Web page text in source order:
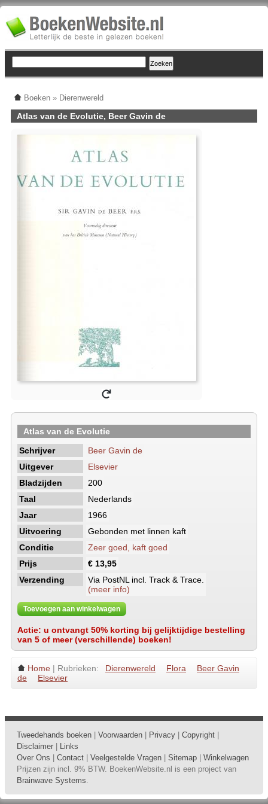
Boeken » Dierenwereld
Atlas van de Evolutie, Beer Gavin de
Atlas van de Evolutie
Schrijver
Beer Gavin de
Uitgever
Elsevier
Bladzijden
200
Taal
Nederlands
Jaar
1966
Uitvoering
Gebonden met linnen kaft
Conditie
Zeer goed, kaft goed
Prijs
€ 13,95
Verzending
Via PostNL incl. Track & Trace.
(meer info)
Toevoegen aan winkelwagen
Actie: u ontvangt 50% korting bij gelijktijdige bestelling
van 5 of meer (verschillende) boeken!
Home | Rubrieken: Dierenwereld Flora
Beer Gavin
de
Elsevier
Tweedehands boeken Voorwaarden Privacy Copyright
Disclaimer
Links
Over Ons
Contact Veelgestelde Vragen Sitemap
Winkelwagen
Prijzen zijn incl. 9% BTW. BoekenWebsite.nl is een project van
Brainwave Systems.